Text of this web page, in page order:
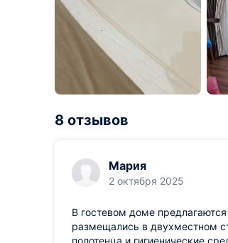
8 отзывов
Мария
2 октября 2025
В гостевом доме
размещались в двухместном
полотенца и гигиенические